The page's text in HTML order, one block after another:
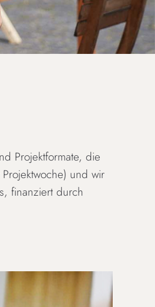
Projektformate, die
und wir
finanziert durch